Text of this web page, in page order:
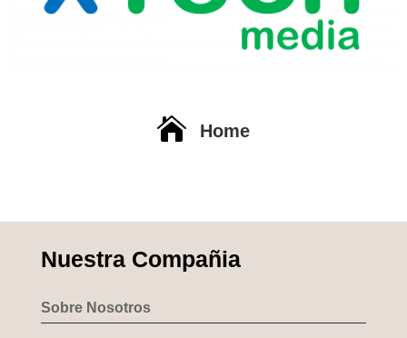
 Home
Nuestra Compañia
Sobre Nosotros